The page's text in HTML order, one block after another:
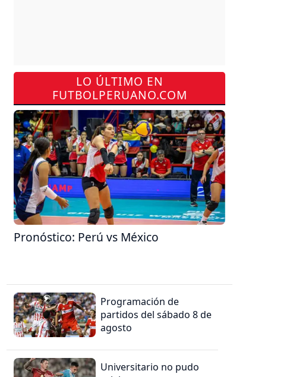
LO ÚLTIMO EN
FUTBOLPERUANO.COM
Pronóstico: Perú vs México
Programación de
partidos del sábado 8 de
agosto
Universitario no pudo